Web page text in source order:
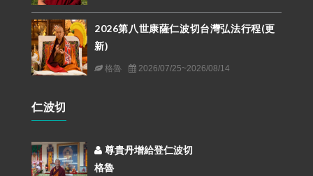
2026第八世康薩仁波切台灣弘法行程(更
新)
格魯 2026/07/25~2026/08/14
仁波切
尊貴丹增給登仁波切
格魯